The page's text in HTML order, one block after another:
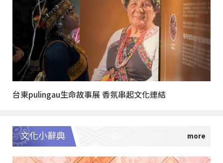
台東pulingau生命故事展 香氛串起文化連結
文化小辭典